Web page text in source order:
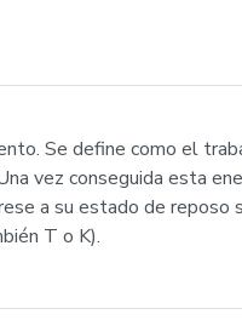
Se define como el
vez conseguida esta
a su estado de
T o K).